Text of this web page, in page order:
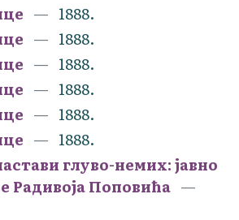
1888.
1888.
1888.
1888.
1888.
1888.
глуво-немих: јавно
Радивоја Поповића